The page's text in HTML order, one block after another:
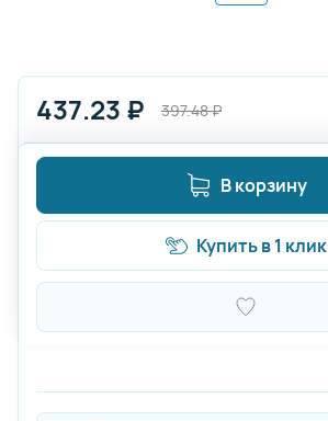
437.23 ₽ 397.48₽
В корзину
Купить в 1 клик